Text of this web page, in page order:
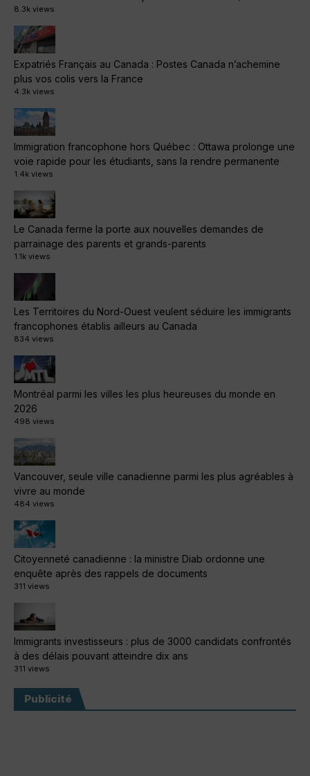
8.3k views
Expatriés Français au Canada : Postes Canada n’achemine
plus vos colis vers la France
4.3k views
Immigration francophone hors Québec : Ottawa prolonge une
voie rapide pour les étudiants, sans la rendre permanente
1.4k views
Le Canada ferme la porte aux nouvelles demandes de
parrainage des parents et grands-parents
1.1k views
Les Territoires du Nord-Ouest veulent séduire les immigrants
francophones établis ailleurs au Canada
834 views
Montréal parmi les villes les plus heureuses du monde en
2026
498 views
Vancouver, seule ville canadienne parmi les plus agréables à
vivre au monde
484 views
Citoyenneté canadienne : la ministre Diab ordonne une
enquête après des rappels de documents
311 views
Immigrants investisseurs : plus de 3000 candidats confrontés
à des délais pouvant atteindre dix ans
311 views
Publicité